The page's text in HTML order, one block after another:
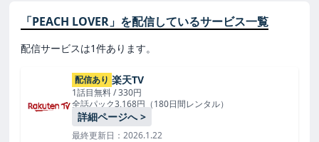
「PEACH LOVER」を配信しているサービス一覧
配信サービスは1件あります。
配信あり 楽天TV
1話目無料 / 330円
全話パック3,168円（180日間レンタル）
詳細ページへ >
最終更新日：2026.1.22